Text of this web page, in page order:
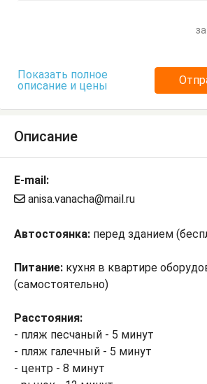
Показать полное
описание и цены
Описание
E-mail:
anisa.vanacha@mail.ru
Автостоянка: перед зданием
Питание: кухня в квартире
(самостоятельно)
Расстояния:
- пляж песчаный - 5 минут
- пляж галечный - 5 минут
- центр - 8 минут